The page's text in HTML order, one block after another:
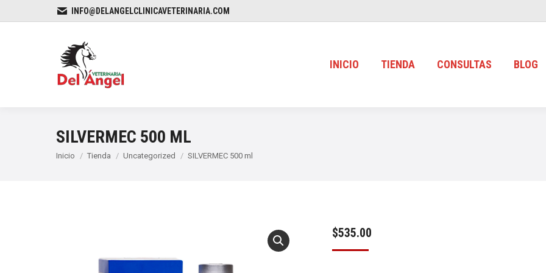
INFO@DELANGELCLINICAVETERINARIA.COM
INICIO TIENDA CONSULTAS BLOG
SILVERMEC 500 ML
Estás aquí:
Inicio Tienda Uncategorized SILVERMEC 500 ml
$535.00